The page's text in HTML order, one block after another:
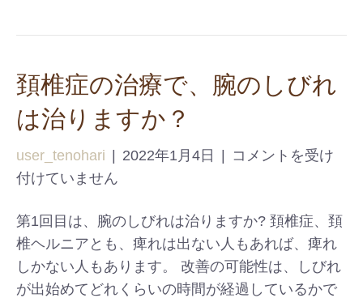
頚椎症の治療で、腕のしびれ
は治りますか？
user_tenohari 2022年1月4日
コメントを受け
付けていません
第1回目は、腕のしびれは治りますか? 頚椎症、頚
椎ヘルニアとも、痺れは出ない人もあれば、痺れ
しかない人もあります。 改善の可能性は、しびれ
が出始めてどれくらいの時間が経過しているかで